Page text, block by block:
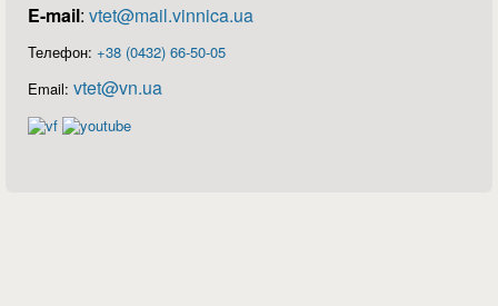
E-mail: vtet@mail.vinnica.ua
Телефон: +38 (0432) 66-50-05
Email: vtet@vn.ua